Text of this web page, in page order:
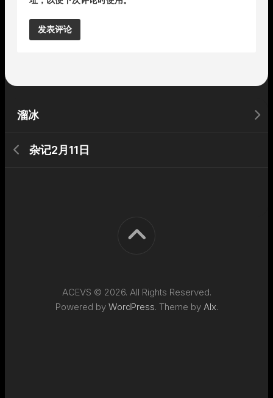
溜冰
杂记2月11日
ACEVS © 2026. All Rights Reserved.
Powered by WordPress. Theme by Alx.